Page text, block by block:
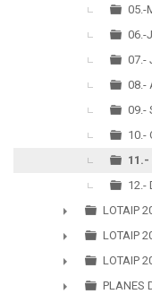
05.-
06.-
07.-
08.-
09.-
10.-
11.-
12.-
►
LOTAIP
►
LOTAIP
►
LOTAIP
PLANES